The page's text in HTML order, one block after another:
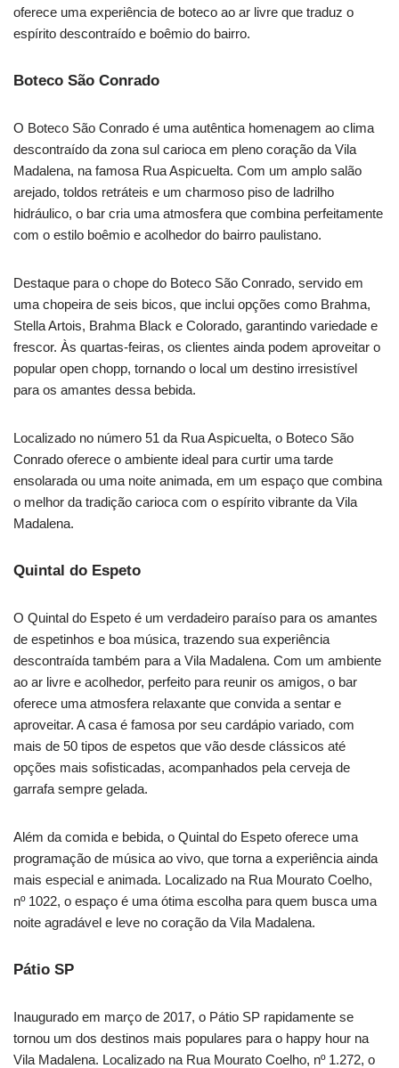
oferece uma experiência de boteco ao ar livre que traduz o
espírito descontraído e boêmio do bairro.
Boteco São Conrado
O Boteco São Conrado é uma autêntica homenagem ao clima
descontraído da zona sul carioca em pleno coração da Vila
Madalena, na famosa Rua Aspicuelta. Com um amplo salão
arejado, toldos retráteis e um charmoso piso de ladrilho
hidráulico, o bar cria uma atmosfera que combina perfeitamente
com o estilo boêmio e acolhedor do bairro paulistano.
Destaque para o chope do Boteco São Conrado, servido em
uma chopeira de seis bicos, que inclui opções como Brahma,
Stella Artois, Brahma Black e Colorado, garantindo variedade e
frescor. Às quartas-feiras, os clientes ainda podem aproveitar o
popular open chopp, tornando o local um destino irresistível
para os amantes dessa bebida.
Localizado no número 51 da Rua Aspicuelta, o Boteco São
Conrado oferece o ambiente ideal para curtir uma tarde
ensolarada ou uma noite animada, em um espaço que combina
o melhor da tradição carioca com o espírito vibrante da Vila
Madalena.
Quintal do Espeto
O Quintal do Espeto é um verdadeiro paraíso para os amantes
de espetinhos e boa música, trazendo sua experiência
descontraída também para a Vila Madalena. Com um ambiente
ao ar livre e acolhedor, perfeito para reunir os amigos, o bar
oferece uma atmosfera relaxante que convida a sentar e
aproveitar. A casa é famosa por seu cardápio variado, com
mais de 50 tipos de espetos que vão desde clássicos até
opções mais sofisticadas, acompanhados pela cerveja de
garrafa sempre gelada.
Além da comida e bebida, o Quintal do Espeto oferece uma
programação de música ao vivo, que torna a experiência ainda
mais especial e animada. Localizado na Rua Mourato Coelho,
nº 1022, o espaço é uma ótima escolha para quem busca uma
noite agradável e leve no coração da Vila Madalena.
Pátio SP
Inaugurado em março de 2017, o Pátio SP rapidamente se
tornou um dos destinos mais populares para o happy hour na
Vila Madalena. Localizado na Rua Mourato Coelho, nº 1.272, o